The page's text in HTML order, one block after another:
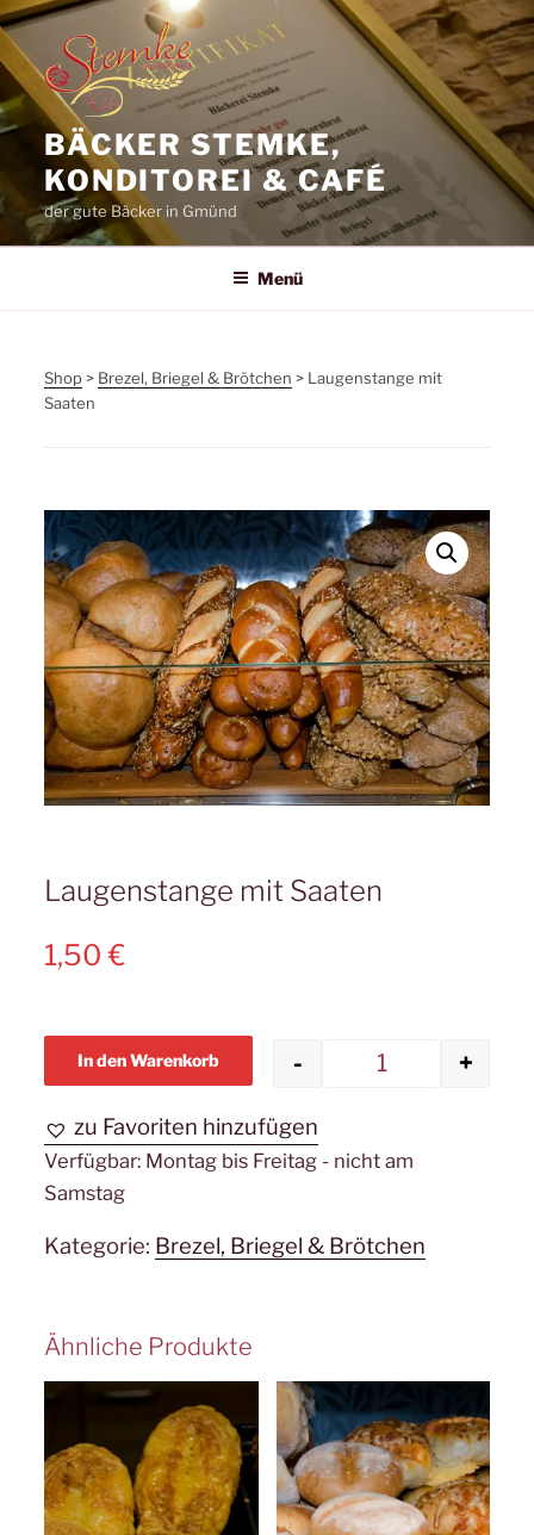
Zum
Inhalt
springen
BÄCKER STEMKE,
KONDITOREI & CAFÉ
der gute Bäcker in Gmünd
Menü
Shop > Brezel, Briegel & Brötchen > Laugenstange mit
Saaten
Laugenstange mit Saaten
1,50€
- +
In den Warenkorb
zu Favoriten hinzufügen
Verfügbar: Montag bis Freitag - nicht am
Samstag
Kategorie: Brezel, Briegel & Brötchen
Ähnliche Produkte